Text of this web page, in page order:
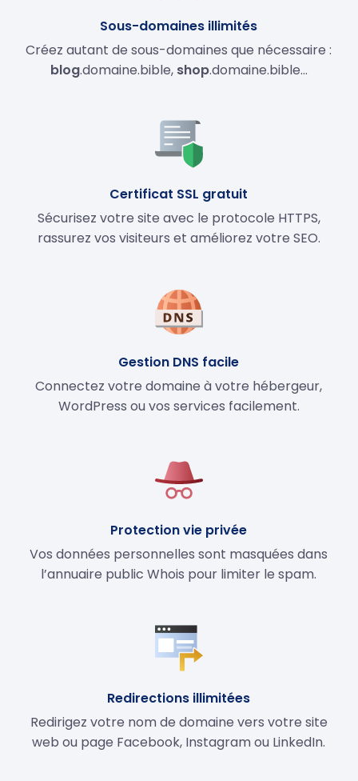
Sous-domaines illimités
Créez autant de sous-domaines que nécessaire :
blog.domaine.bible, shop.domaine.bible…
Certificat SSL gratuit
Sécurisez votre site avec le protocole HTTPS,
rassurez vos visiteurs et améliorez votre SEO.
Gestion DNS facile
Connectez votre domaine à votre hébergeur,
WordPress ou vos services facilement.
Protection vie privée
Vos données personnelles sont masquées dans
l’annuaire public Whois pour limiter le spam.
Redirections illimitées
Redirigez votre nom de domaine vers votre site
web ou page Facebook, Instagram ou LinkedIn.